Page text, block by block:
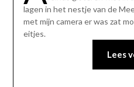
lagen in het nestje van de
met mijn camera er was zat
eitjes.
Lees